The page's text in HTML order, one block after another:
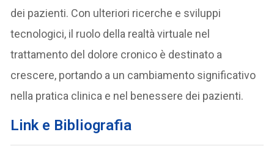
dei pazienti. Con ulteriori ricerche e sviluppi
tecnologici, il ruolo della realtà virtuale nel
trattamento del dolore cronico è destinato a
crescere, portando a un cambiamento significativo
nella pratica clinica e nel benessere dei pazienti.
Link e Bibliografia